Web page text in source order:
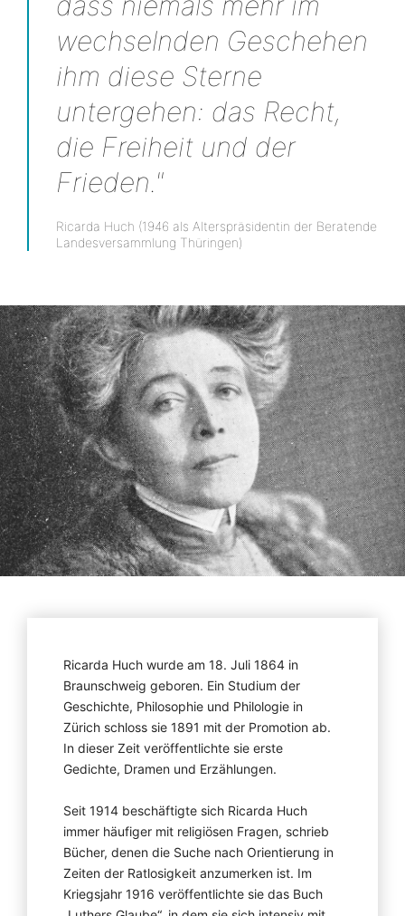
wechselnden Geschehen
ihm diese Sterne
untergehen: das Recht,
die Freiheit und der
Frieden."
Ricarda Huch (1946 als Alterspräsidentin der Beratende
Landesversammlung Thüringen)
Ricarda Huch wurde am 18. Juli 1864 in
Braunschweig geboren. Ein Studium der
Geschichte, Philosophie und Philologie in
Zürich schloss sie 1891 mit der Promotion ab.
In dieser Zeit veröffentlichte sie erste
Gedichte, Dramen und Erzählungen.
Seit 1914 beschäftigte sich Ricarda Huch
immer häufiger mit religiösen Fragen, schrieb
Bücher, denen die Suche nach Orientierung in
Zeiten der Ratlosigkeit anzumerken ist. Im
Kriegsjahr 1916 veröffentlichte sie das Buch